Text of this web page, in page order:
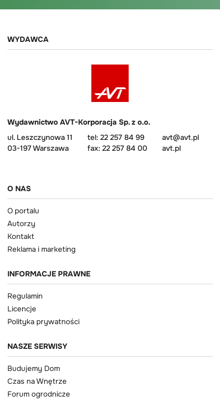
WYDAWCA
Wydawnictwo AVT-Korporacja Sp. z o.o.
ul. Leszczynowa 11
03-197 Warszawa
tel: 22 257 84 99
fax: 22 257 84 00
avt@avt.pl
avt.pl
O NAS
O portalu
Autorzy
Kontakt
Reklama i marketing
INFORMACJE PRAWNE
Regulamin
Licencje
Polityka prywatności
NASZE SERWISY
Budujemy Dom
Czas na Wnętrze
Forum ogrodnicze